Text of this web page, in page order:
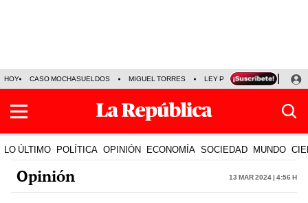
HOY CASO MOCHASUELDOS MIGUEL TORRES LEY PULPÍN PRECIO DEL
LO ÚLTIMO POLÍTICA OPINIÓN ECONOMÍA SOCIEDAD MUNDO
Opinión 13 Mar 2024 | 4:56 h